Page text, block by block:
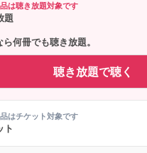
は聴き放題対象です
題
何冊でも聴き放題。
聴き放題で聴く
はチケット対象です
ト